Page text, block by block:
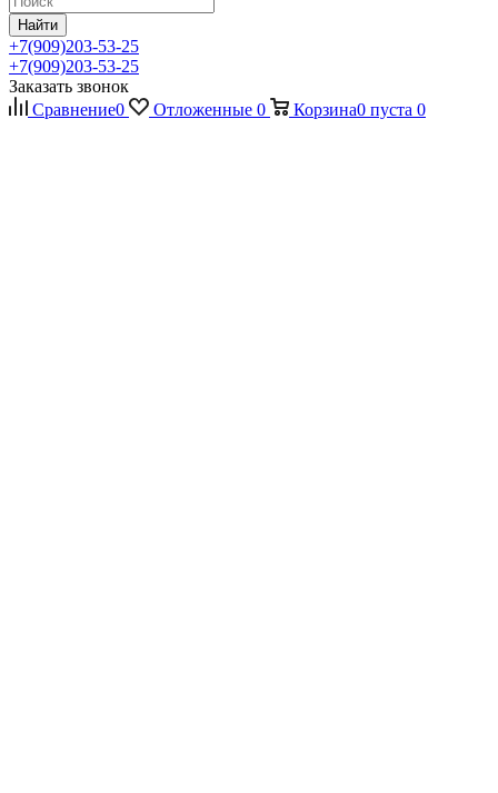
Найти
+7(909)203-53-25
+7(909)203-53-25
Заказать звонок
Сравнение0 Отложенные 0 Корзина0 пуста 0